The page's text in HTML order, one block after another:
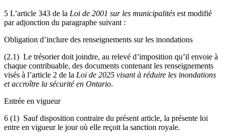
5 L’article 343 de la Loi de 2001 sur les municipalités est modifié
par adjonction du paragraphe suivant :
Obligation d’inclure des renseignements sur les inondations
(2.1) Le trésorier doit joindre, au relevé d’imposition qu’il envoie à
chaque contribuable, des documents contenant les renseignements
visés à l’article 2 de la Loi de 2025 visant à réduire les inondations
et accroître la sécurité en Ontario.
Entrée en vigueur
6 (1) Sauf disposition contraire du présent article, la présente loi
entre en vigueur le jour où elle reçoit la sanction royale.